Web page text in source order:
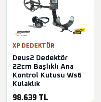
XP DEDEKTÖR
Deus2 Dedektör
22cm Başlıklı Ana
Kontrol Kutusu Ws6
Kulaklık
98.639 TL